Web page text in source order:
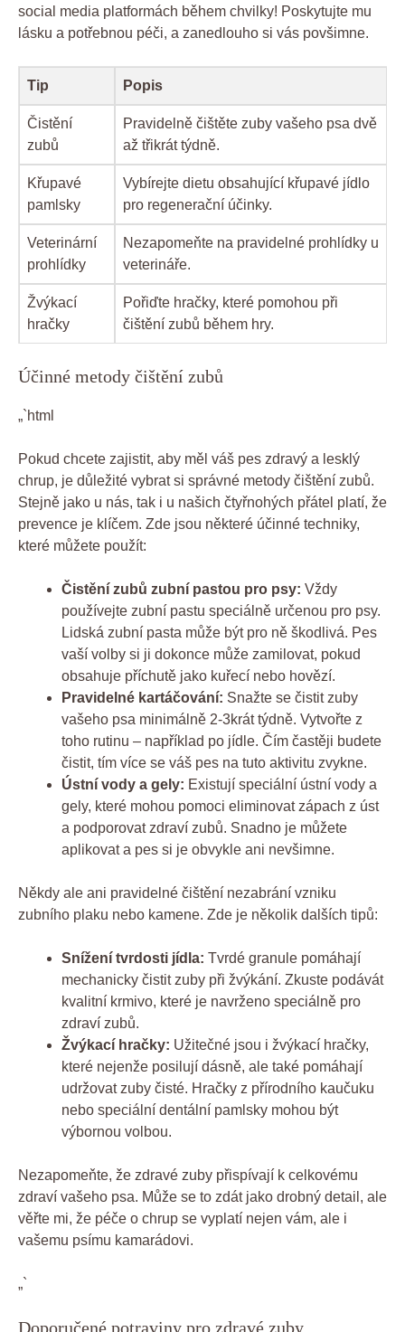
social media platformách během chvilky! Poskytujte mu
lásku a potřebnou péči, a zanedlouho si vás povšimne.
Tip Popis
Čistění
zubů
Pravidelně čištěte zuby vašeho psa dvě
až třikrát týdně.
Křupavé
pamlsky
Vybírejte dietu obsahující křupavé jídlo
pro regenerační účinky.
Veterinární
prohlídky
Nezapomeňte na pravidelné prohlídky u
veterináře.
Žvýkací
hračky
Pořiďte hračky, které pomohou při
čištění zubů během hry.
Účinné metody čištění zubů
„`html
Pokud chcete zajistit, aby měl váš pes zdravý a lesklý
chrup, je důležité vybrat si správné metody čištění zubů.
Stejně jako u nás, tak i u našich čtyřnohých přátel platí, že
prevence je klíčem. Zde jsou některé účinné techniky,
které můžete použít:
Čistění zubů zubní pastou pro psy: Vždy
používejte zubní pastu speciálně určenou pro psy.
Lidská zubní pasta může být pro ně škodlivá. Pes
vaší volby si ji dokonce může zamilovat, pokud
obsahuje příchutě jako kuřecí nebo hovězí.
Pravidelné kartáčování: Snažte se čistit zuby
vašeho psa minimálně 2-3krát týdně. Vytvořte z
toho rutinu – například po jídle. Čím častěji budete
čistit, tím více se váš pes na tuto aktivitu zvykne.
Ústní vody a gely: Existují speciální ústní vody a
gely, které mohou pomoci eliminovat zápach z úst
a podporovat zdraví zubů. Snadno je můžete
aplikovat a pes si je obvykle ani nevšimne.
Někdy ale ani pravidelné čištění nezabrání vzniku
zubního plaku nebo kamene. Zde je několik dalších tipů:
Snížení tvrdosti jídla: Tvrdé granule pomáhají
mechanicky čistit zuby při žvýkání. Zkuste podávát
kvalitní krmivo, které je navrženo speciálně pro
zdraví zubů.
Žvýkací hračky: Užitečné jsou i žvýkací hračky,
které nejenže posilují dásně, ale také pomáhají
udržovat zuby čisté. Hračky z přírodního kaučuku
nebo speciální dentální pamlsky mohou být
výbornou volbou.
Nezapomeňte, že zdravé zuby přispívají k celkovému
zdraví vašeho psa. Může se to zdát jako drobný detail, ale
věřte mi, že péče o chrup se vyplatí nejen vám, ale i
vašemu psímu kamarádovi.
„`
Doporučené potraviny pro zdravé zuby